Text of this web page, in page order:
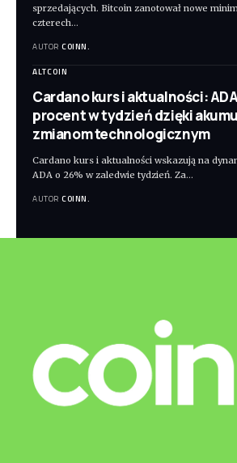
sprzedających. Bitcoin zanotował nowe
czterech…
AUTOR COINN.
ALTCOIN
Cardano kurs i aktualności:
procent w tydzień dzięki
zmianom technologicznym
Cardano kurs i aktualności wskazują na
ADA o 26% w zaledwie tydzień. Za…
AUTOR COINN.